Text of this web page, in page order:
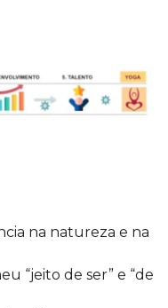
na natureza e na
“jeito de ser” e “de